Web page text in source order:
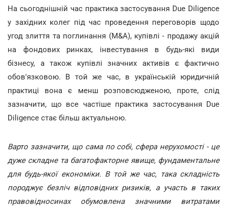
На сьогоднішній час практика застосування Due Diligence
у західних колег під час проведення переговорів щодо
угод злиття та поглинання (M&A), купівлі - продажу акцій
на фондових ринках, інвестування в будь-які види
бізнесу, а також купівлі значних активів є фактично
обов'язковою. В той же час, в українській юридичній
практиці вона є менш розповсюдженою, проте, слід
зазначити, що все частіше практика застосування Due
Diligence стає більш актуальною.
Варто зазначити, що сама по собі, сфера нерухомості - це
дуже складне та багатофакторне явище, фундаментальне
для будь-якої економіки. В той же час, така складність
породжує безліч відповідних ризиків, а участь в таких
правовідносинах обумовлена значними витратами